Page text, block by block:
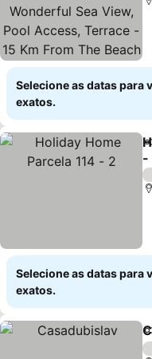
Selecione as datas para
exatos.
-
Selecione as datas para
exatos.